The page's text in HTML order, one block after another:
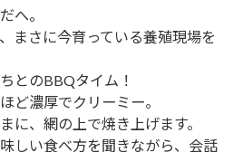
へ。
まさに今育っている養殖現場を
とのBBQタイム！
ど濃厚でクリーミー。
に、網の上で焼き上げます。
しい食べ方を聞きながら、会話